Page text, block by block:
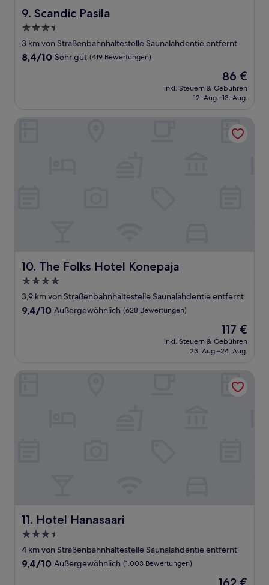
9. Scandic Pasila
Scandic Pasila
3.5-
Sterne-
Unterkunft
3 km von Straßenbahnhaltestelle Saunalahdentie entfernt
8.4
Bewertungen)
8,4/10 Sehr gut (419 Bewertungen)
Der
Preis
beträgt
86 €
inkl. Steuern & Gebühren
12. Aug.–13. Aug.
10. The Folks Hotel Konepaja
The Folks Hotel Konepaja
4.0-
Sterne-
Unterkunft
3,9 km von Straßenbahnhaltestelle Saunalahdentie entfernt
9.4
9,4/10 Außergewöhnlich (628 Bewertungen)
Der
Preis
beträgt
117 €
inkl. Steuern & Gebühren
23. Aug.–24. Aug.
11. Hotel Hanasaari
Hotel Hanasaari
3.5-
Sterne-
Unterkunft
4 km von Straßenbahnhaltestelle Saunalahdentie entfernt
9.4
9,4/10 Außergewöhnlich (1.003 Bewertungen)
Der